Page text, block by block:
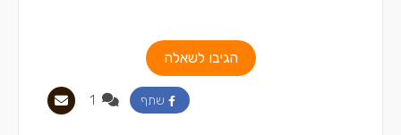
הגיבו לשאלה
שתף